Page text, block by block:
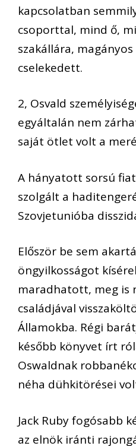
kapcsolatban
csoporttal, mind ő,
szakállára,
cselekedett.
2, Osvald
egyáltalán nem
saját ötlet volt a
A hányatott sorsú
szolgált a
Szovjetunióba
Először be sem
öngyilkosságot
maradhatott, meg is
családjával
Államokba. Régi
később könyvet írt
Oswaldnak
néha dühkitörései
Jack Ruby fogósabb
az elnök iránti